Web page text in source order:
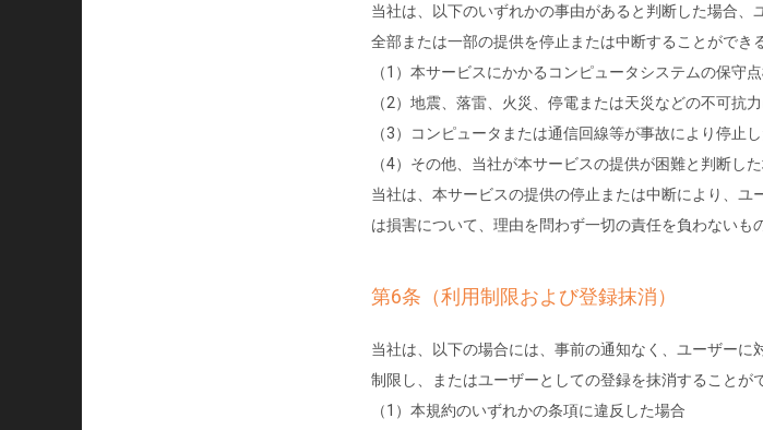
当社は、以下のいずれかの事由があると判断した場合
全部または一部の提供を停止または中断することができ
（1）本サービスにかかるコンピュータシステムの保守
（2）地震、落雷、火災、停電または天災などの不可抗
（3）コンピュータまたは通信回線等が事故により停止
（4）その他、当社が本サービスの提供が困難と判断し
当社は、本サービスの提供の停止または中断により、
は損害について、理由を問わず一切の責任を負わないも
第6条（利用制限および登録抹消）
当社は、以下の場合には、事前の通知なく、ユーザー
制限し、またはユーザーとしての登録を抹消することが
（1）本規約のいずれかの条項に違反した場合